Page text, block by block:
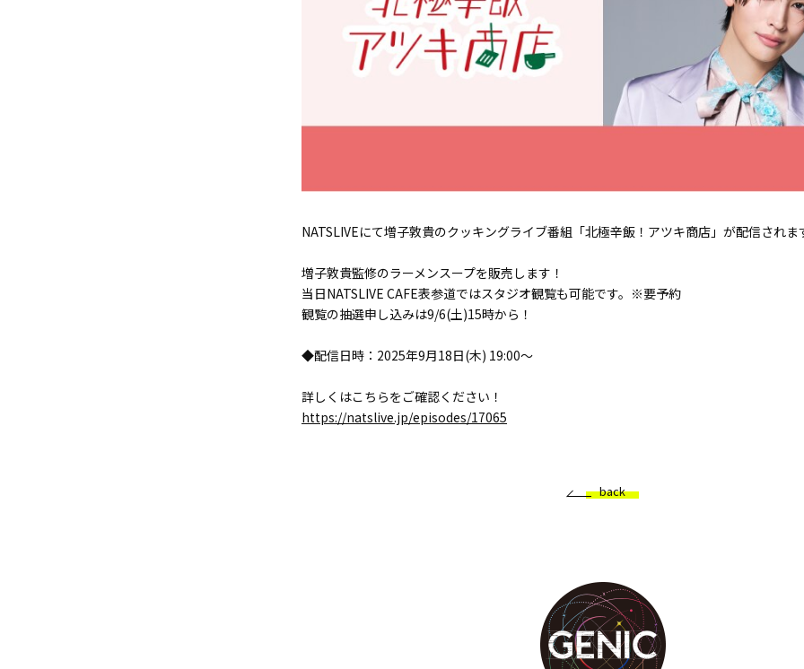
NATSLIVEにて増子敦貴のクッキングライブ番組「北極辛飯！アツキ商店」が配信されま
増子敦貴監修のラーメンスープを販売します！
当日NATSLIVE CAFE表参道ではスタジオ観覧も可能です。※要予約
観覧の抽選申し込みは9/6(土)15時から！
◆配信日時：2025年9月18日(木) 19:00～
詳しくはこちらをご確認ください！
https://natslive.jp/episodes/17065
back